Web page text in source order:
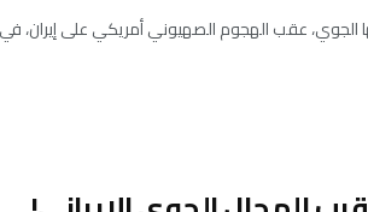
الجوي، عقب الهجوم الصهيوني أمريكي على إيران،